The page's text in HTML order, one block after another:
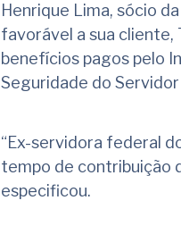
Henrique Lima, sócio
favorável a sua cliente,
benefícios pagos pelo
Seguridade do Servidor
“Ex-servidora federal
tempo de contribuição
especificou.